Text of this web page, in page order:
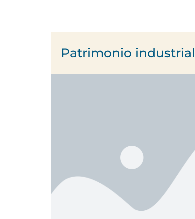
Patrimonio industrial